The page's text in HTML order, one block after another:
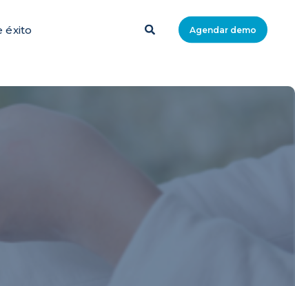
éxito Agendar demo